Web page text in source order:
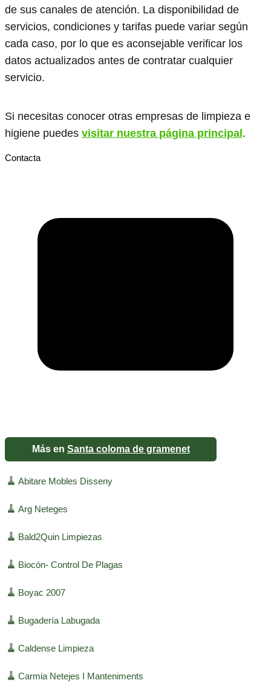
de sus canales de atención. La disponibilidad de
servicios, condiciones y tarifas puede variar según
cada caso, por lo que es aconsejable verificar los
datos actualizados antes de contratar cualquier
servicio.
Si necesitas conocer otras empresas de limpieza e
higiene puedes visitar nuestra página principal .
Contacta
Más en Santa coloma de gramenet
🧹 Abitare Mobles Disseny
🧹 Arg Neteges
🧹 Bald2Quin Limpiezas
🧹 Biocón- Control De Plagas
🧹 Boyac 2007
🧹 Bugadería Labugada
🧹 Caldense Limpieza
🧹 Carmia Netejes I Manteniments